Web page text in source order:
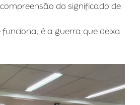
do significado de
é a guerra que deixa